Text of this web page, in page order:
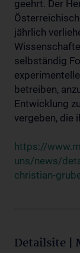
geehrt. Der
jährlich
selbständig
betreiben,
Entwicklung
vergeben, die
https://
uns/news/
christian-
Detailsite |